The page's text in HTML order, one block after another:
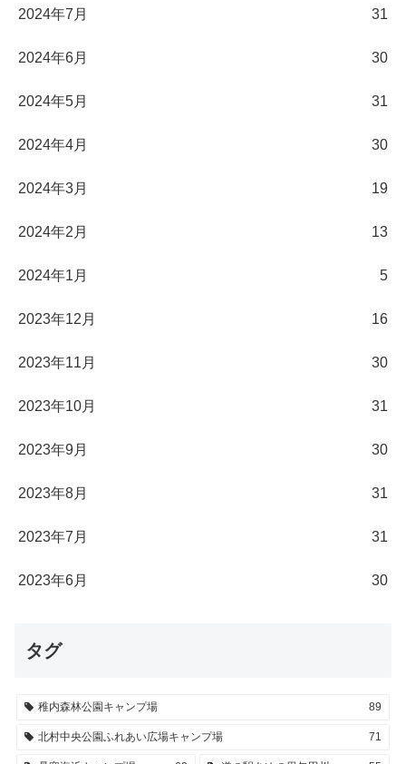
2024年7月 31
2024年6月 30
2024年5月 31
2024年4月 30
2024年3月 19
2024年2月 13
2024年1月 5
2023年12月 16
2023年11月 30
2023年10月 31
2023年9月 30
2023年8月 31
2023年7月 31
2023年6月 30
タグ
稚内森林公園キャンプ場 89
北村中央公園ふれあい広場キャンプ場 71